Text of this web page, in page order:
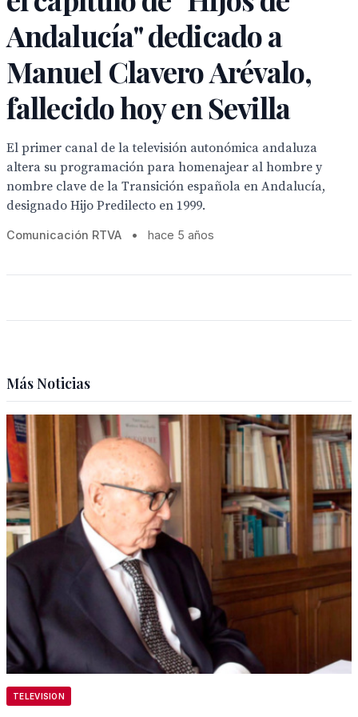
Andalucía" dedicado a
Manuel Clavero Arévalo,
fallecido hoy en Sevilla
El primer canal de la televisión autonómica andaluza
altera su programación para homenajear al hombre y
nombre clave de la Transición española en Andalucía,
designado Hijo Predilecto en 1999.
Comunicación RTVA • hace 5 años
Más Noticias
TELEVISION